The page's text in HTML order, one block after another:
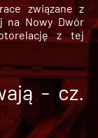
związane z
na Nowy Dwór
z tej
- cz.